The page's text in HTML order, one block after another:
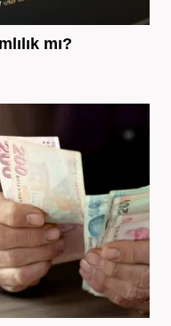
mı?